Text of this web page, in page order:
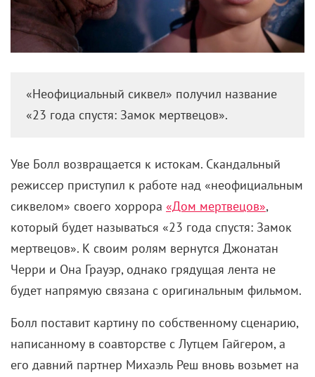
«Неофициальный сиквел» получил название
«23 года спустя: Замок мертвецов».
Уве Болл возвращается к истокам. Скандальный
режиссер приступил к работе над «неофициальным
сиквелом» своего хоррора «Дом мертвецов»,
который будет называться «23 года спустя: Замок
мертвецов». К своим ролям вернутся Джонатан
Черри и Она Грауэр, однако грядущая лента не
будет напрямую связана с оригинальным фильмом.
Болл поставит картину по собственному сценарию,
написанному в соавторстве с Лутцем Гайгером, а
его давний партнер Михаэль Реш вновь возьмет на